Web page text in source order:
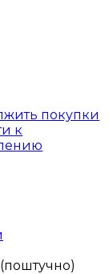
покупки
к